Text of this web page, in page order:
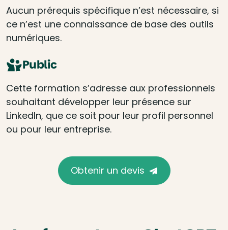
Aucun prérequis spécifique n’est nécessaire, si
ce n’est une connaissance de base des outils
numériques.
Public
Cette formation s’adresse aux professionnels
souhaitant développer leur présence sur
LinkedIn, que ce soit pour leur profil personnel
ou pour leur entreprise.
Obtenir un devis